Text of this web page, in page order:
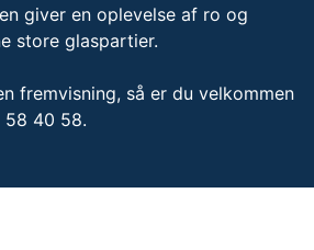
giver en oplevelse af ro og
store glaspartier.
fremvisning, så er du velkommen
40 58.